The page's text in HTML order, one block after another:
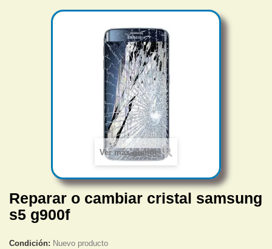
Ver más grande
Reparar o cambiar cristal samsung
s5 g900f
Condición: Nuevo producto